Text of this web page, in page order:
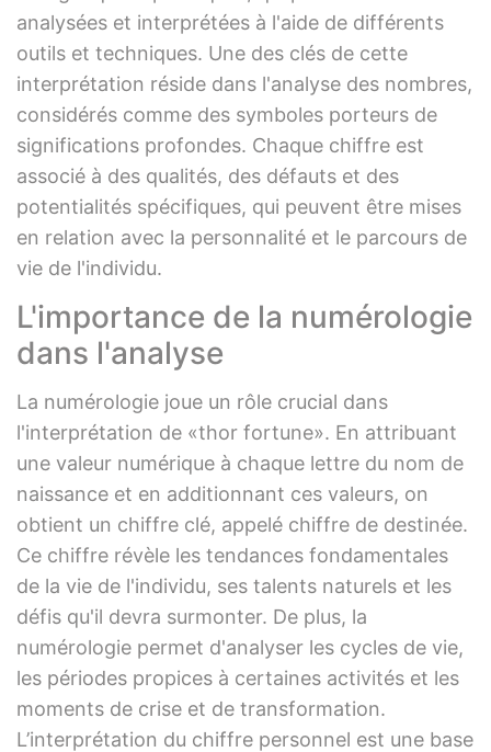
analysées et interprétées à l'aide de différents
outils et techniques. Une des clés de cette
interprétation réside dans l'analyse des nombres,
considérés comme des symboles porteurs de
significations profondes. Chaque chiffre est
associé à des qualités, des défauts et des
potentialités spécifiques, qui peuvent être mises
en relation avec la personnalité et le parcours de
vie de l'individu.
L'importance de la numérologie
dans l'analyse
La numérologie joue un rôle crucial dans
l'interprétation de «thor fortune». En attribuant
une valeur numérique à chaque lettre du nom de
naissance et en additionnant ces valeurs, on
obtient un chiffre clé, appelé chiffre de destinée.
Ce chiffre révèle les tendances fondamentales
de la vie de l'individu, ses talents naturels et les
défis qu'il devra surmonter. De plus, la
numérologie permet d'analyser les cycles de vie,
les périodes propices à certaines activités et les
moments de crise et de transformation.
L’interprétation du chiffre personnel est une base